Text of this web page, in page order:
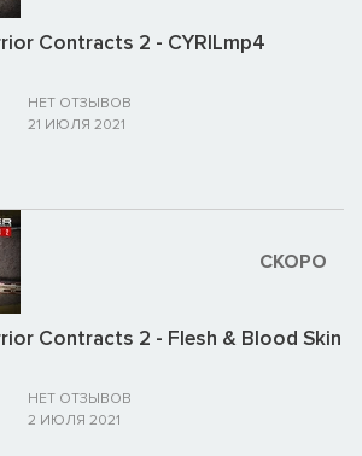
Contracts 2 - CYRILmp4
НЕТ ОТЗЫВОВ
21 ИЮЛЯ 2021
Contracts 2 - Flesh & Blood Skin
НЕТ ОТЗЫВОВ
2 ИЮЛЯ 2021
СКОРО